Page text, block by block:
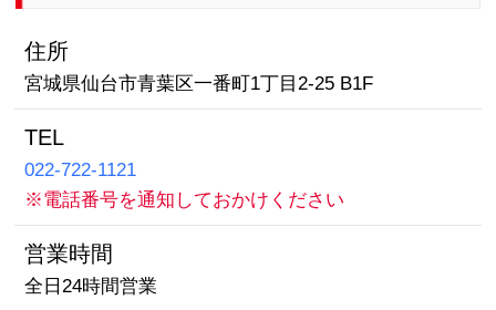
住所
宮城県仙台市青葉区一番町1丁目2-25 B1F
TEL
022-722-1121
※電話番号を通知しておかけください
営業時間
全日24時間営業